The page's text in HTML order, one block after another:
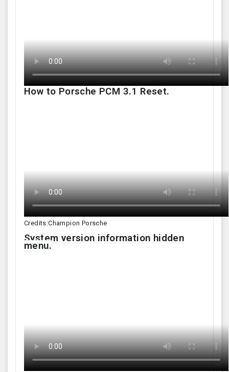
How to Porsche PCM 3.1 Reset.
Credits:Champion Porsche
System version information hidden
menu.